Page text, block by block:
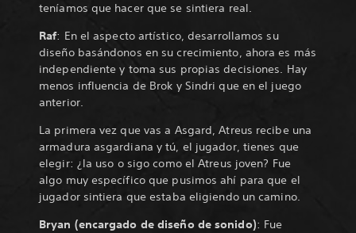
teníamos que hacer que se sintiera real.
Raf: En el aspecto artístico, desarrollamos su
diseño basándonos en su crecimiento, ahora es más
independiente y toma sus propias decisiones. Hay
menos influencia de Brok y Sindri que en el juego
anterior.
La primera vez que vas a Asgard, Atreus recibe una
armadura asgardiana y tú, el jugador, tienes que
elegir: ¿la uso o sigo como el Atreus joven? Fue
algo muy específico que pusimos ahí para que el
jugador sintiera que estaba eligiendo un camino.
Bryan (encargado de diseño de sonido): Fue